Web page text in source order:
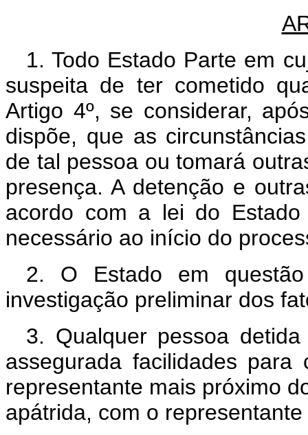
1. Todo Estado Parte em
suspeita de ter cometido
Artigo 4º, se considerar,
dispõe, que as
de tal pessoa ou tomará
presença. A detenção e
acordo com a lei do
necessário ao início do
2. O Estado em
investigação preliminar dos
3. Qualquer pessoa
assegurada facilidades para
representante mais próximo
apátrida, com o